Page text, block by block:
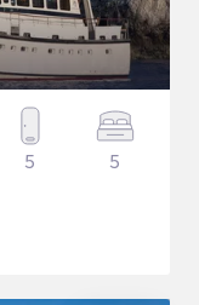
5 5